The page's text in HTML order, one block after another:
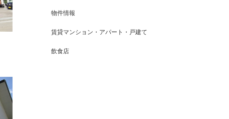
物件情報
賃貸マンション・アパート・戸建て
飲食店